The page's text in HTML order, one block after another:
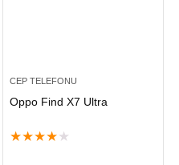
CEP TELEFONU
Oppo Find X7 Ultra
★★★★ ★